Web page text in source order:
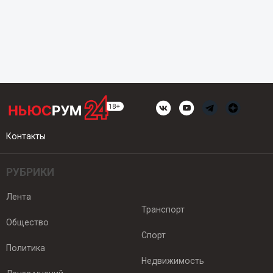
Контакты
РУБРИКИ
Лента
Общество
Политика
Транспорт
Спорт
Недвижимость